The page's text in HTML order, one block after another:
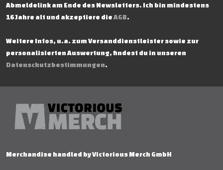
Abmeldelink am Ende des Newsletters. Ich bin mindestens
16 Jahre alt und akzeptiere die AGB.
Weitere Infos, u.a. zum Versanddienstleister sowie zur
personalisierten Auswertung, findest du in unseren
Datenschutzbestimmungen.
Merchandise handled by Victorious Merch GmbH